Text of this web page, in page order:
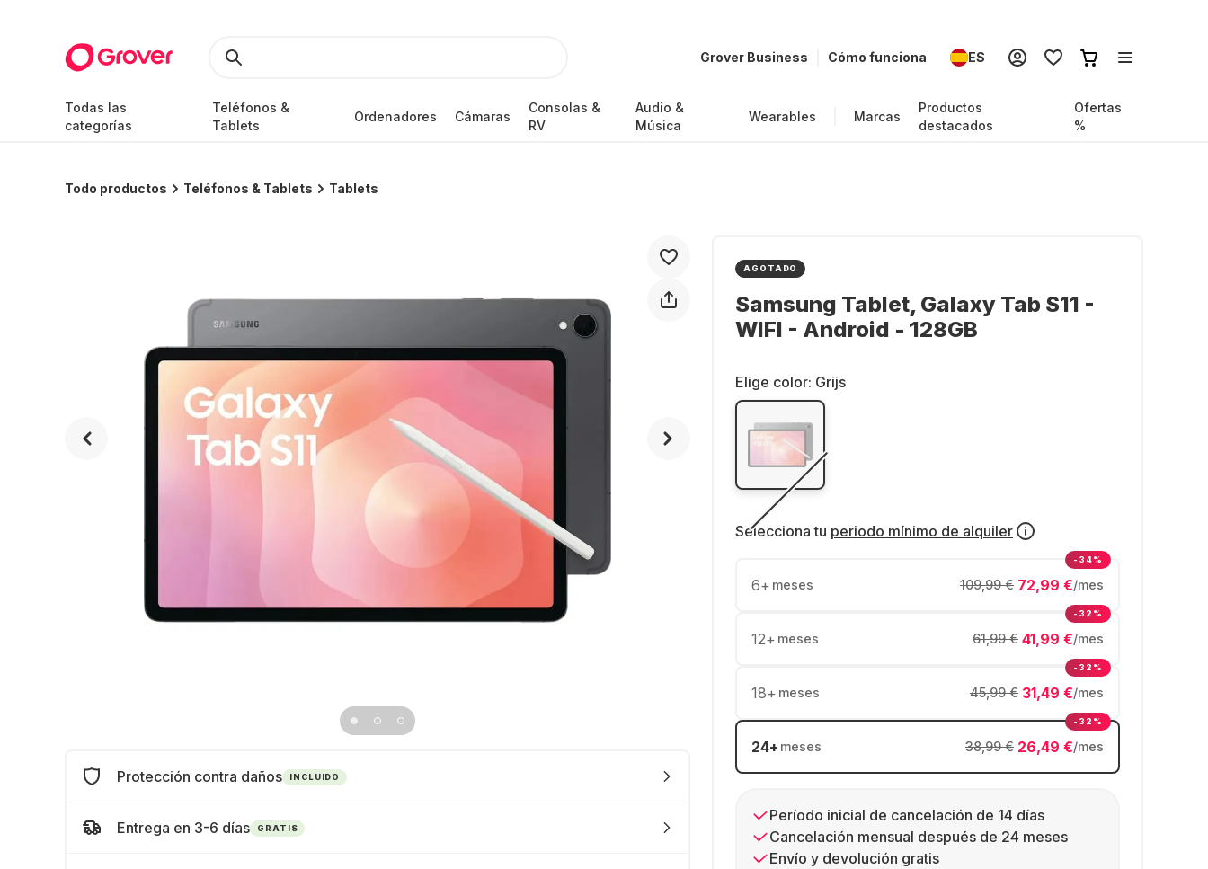
Grover Business Cómo funciona ES
Todas las
categorías
Teléfonos &
Tablets
Ordenadores Cámaras
Consolas &
RV
Audio &
Música
Wearables Marcas
Productos
destacados
Ofertas
%
Todo productos Teléfonos & Tablets Tablets
AGOTADO
Samsung Tablet, Galaxy Tab S11 -
WIFI - Android - 128GB
Elige color: Grijs
Selecciona tu periodo mínimo de alquiler
6+ meses 72,99 €/mes
109,99 €
-34%
12+ meses 41,99 €/mes
61,99 €
-32%
18+ meses 31,49 €/mes
45,99 €
-32%
24+ meses 26,49 €/mes
38,99 €
-32%
Período inicial de cancelación de 14 días
Cancelación mensual después de 24 meses
Envío y devolución gratis
Protección contra daños INCLUIDO
Entrega en 3-6 días GRATIS